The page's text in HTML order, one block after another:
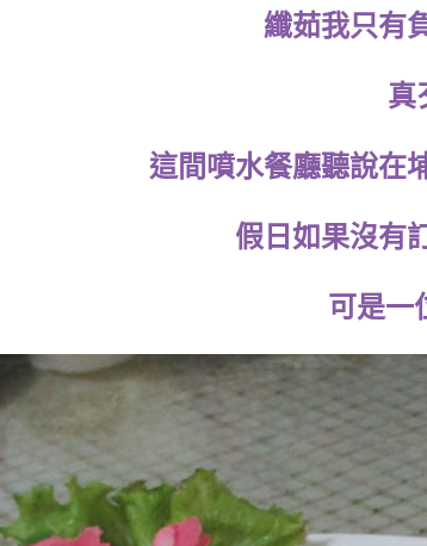
纖茹我只有
真
這間噴水餐廳聽說在
假日如果沒有
可是一